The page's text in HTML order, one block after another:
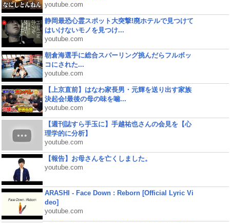
youtube.com
静岡最恐心霊スポット大突撃!廃ホテルで見つけて
はいけないモノを見つけ...
youtube.com
朝倉海選手に総合スパーリング挑んだらフルボッ
コにされた...
youtube.com
【上京直前】はなわ家長男・元輝を送り出す家族
決起会!最後の母の味を噛...
youtube.com
【週刊誌すら手玉に】手越祐也さんの会見を【心
理学的に分析】
youtube.com
【報告】お母さんを亡くしました。
youtube.com
ARASHI - Face Down : Reborn [Official Lyric Vi
deo]
youtube.com